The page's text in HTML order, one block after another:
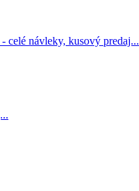
návleky, kusový predaj...